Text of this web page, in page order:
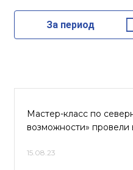
За период
Мастер-класс по
возможности»
15.08.23